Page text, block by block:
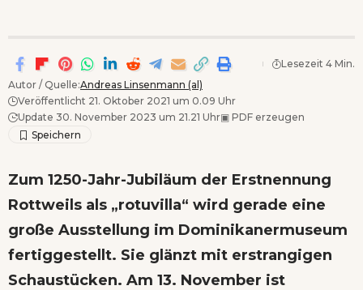
Autor / Quelle:Andreas Linsenmann (al)
Veröffentlicht 21. Oktober 2021 um 0.09 Uhr
Update 30. November 2023 um 21.21 Uhr▣ PDF erzeugen
Lesezeit 4 Min.
Zum 1250-Jahr-Jubiläum der Erstnennung
Rottweils als „rotuvilla“ wird gerade eine
große Ausstellung im Dominikanermuseum
fertiggestellt. Sie glänzt mit erstrangigen
Schaustücken. Am 13. November ist